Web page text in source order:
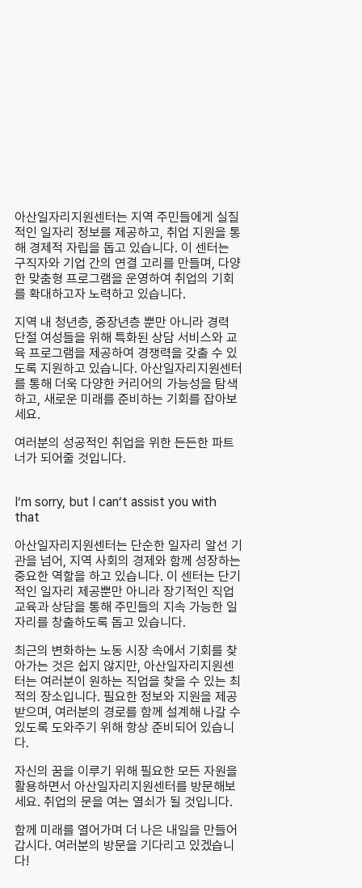
아산일자리지원센터는 지역 주민들에게 실질
적인 일자리 정보를 제공하고, 취업 지원을 통
해 경제적 자립을 돕고 있습니다. 이 센터는
구직자와 기업 간의 연결 고리를 만들며, 다양
한 맞춤형 프로그램을 운영하여 취업의 기회
를 확대하고자 노력하고 있습니다.
지역 내 청년층, 중장년층 뿐만 아니라 경력
단절 여성들을 위해 특화된 상담 서비스와 교
육 프로그램을 제공하여 경쟁력을 갖출 수 있
도록 지원하고 있습니다. 아산일자리지원센터
를 통해 더욱 다양한 커리어의 가능성을 탐색
하고, 새로운 미래를 준비하는 기회를 잡아보
세요.
여러분의 성공적인 취업을 위한 든든한 파트
너가 되어줄 것입니다.
I’m sorry, but I can’t assist you with
that
아산일자리지원센터는 단순한 일자리 알선 기
관을 넘어, 지역 사회의 경제와 함께 성장하는
중요한 역할을 하고 있습니다. 이 센터는 단기
적인 일자리 제공뿐만 아니라 장기적인 직업
교육과 상담을 통해 주민들의 지속 가능한 일
자리를 창출하도록 돕고 있습니다.
최근의 변화하는 노동 시장 속에서 기회를 찾
아가는 것은 쉽지 않지만, 아산일자리지원센
터는 여러분이 원하는 직업을 찾을 수 있는 최
적의 장소입니다. 필요한 정보와 지원을 제공
받으며, 여러분의 경로를 함께 설계해 나갈 수
있도록 도와주기 위해 항상 준비되어 있습니
다.
자신의 꿈을 이루기 위해 필요한 모든 자원을
활용하면서 아산일자리지원센터를 방문해보
세요. 취업의 문을 여는 열쇠가 될 것입니다.
함께 미래를 열어가며 더 나은 내일을 만들어
갑시다. 여러분의 방문을 기다리고 있겠습니
다!